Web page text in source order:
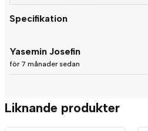
question
Specifikation
Yasemin Josefin
för 7 månader sedan
Liknande produkter